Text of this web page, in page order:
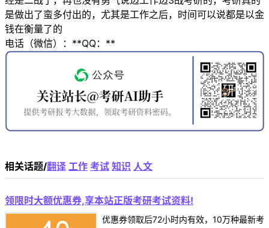
是做出了蛮多付出的，尤其是工作之后，时间可以说都是以金
钱在衡量了的
电话（微信）：**QQ：**
相关话题/翻译 工作 考试 知识 人文
领限时大额优惠券,享本站正版考研考试资料!
优惠券领取后72小时内有效，10万种最新考